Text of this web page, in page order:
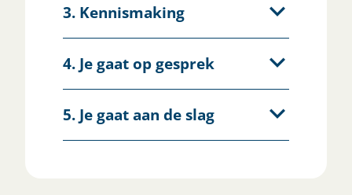
3. Kennismaking
4. Je gaat op gesprek
5. Je gaat aan de slag